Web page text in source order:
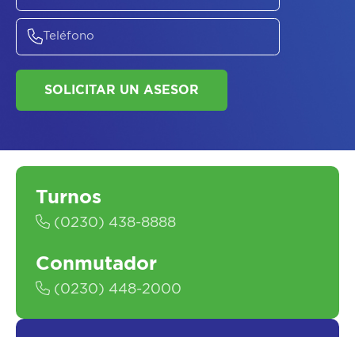
Turnos
(0230) 438-8888
Conmutador
(0230) 448-2000